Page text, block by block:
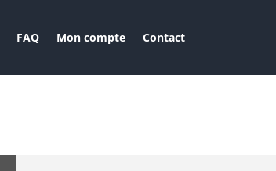
FAQ Mon compte Contact